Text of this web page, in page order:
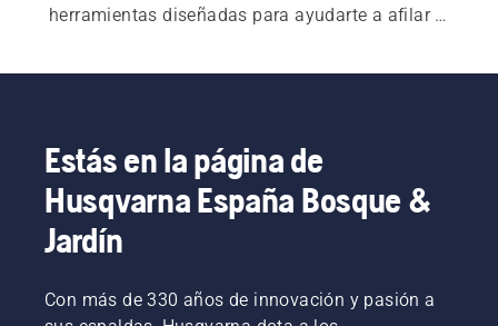
herramientas diseñadas para ayudarte a afilar y
facilidad.
Estás en la página de
Husqvarna España Bosque &
Jardín
Con más de 330 años de innovación y pasión a